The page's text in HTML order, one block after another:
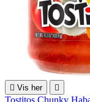
 Vis her 
Tostitos Chunky